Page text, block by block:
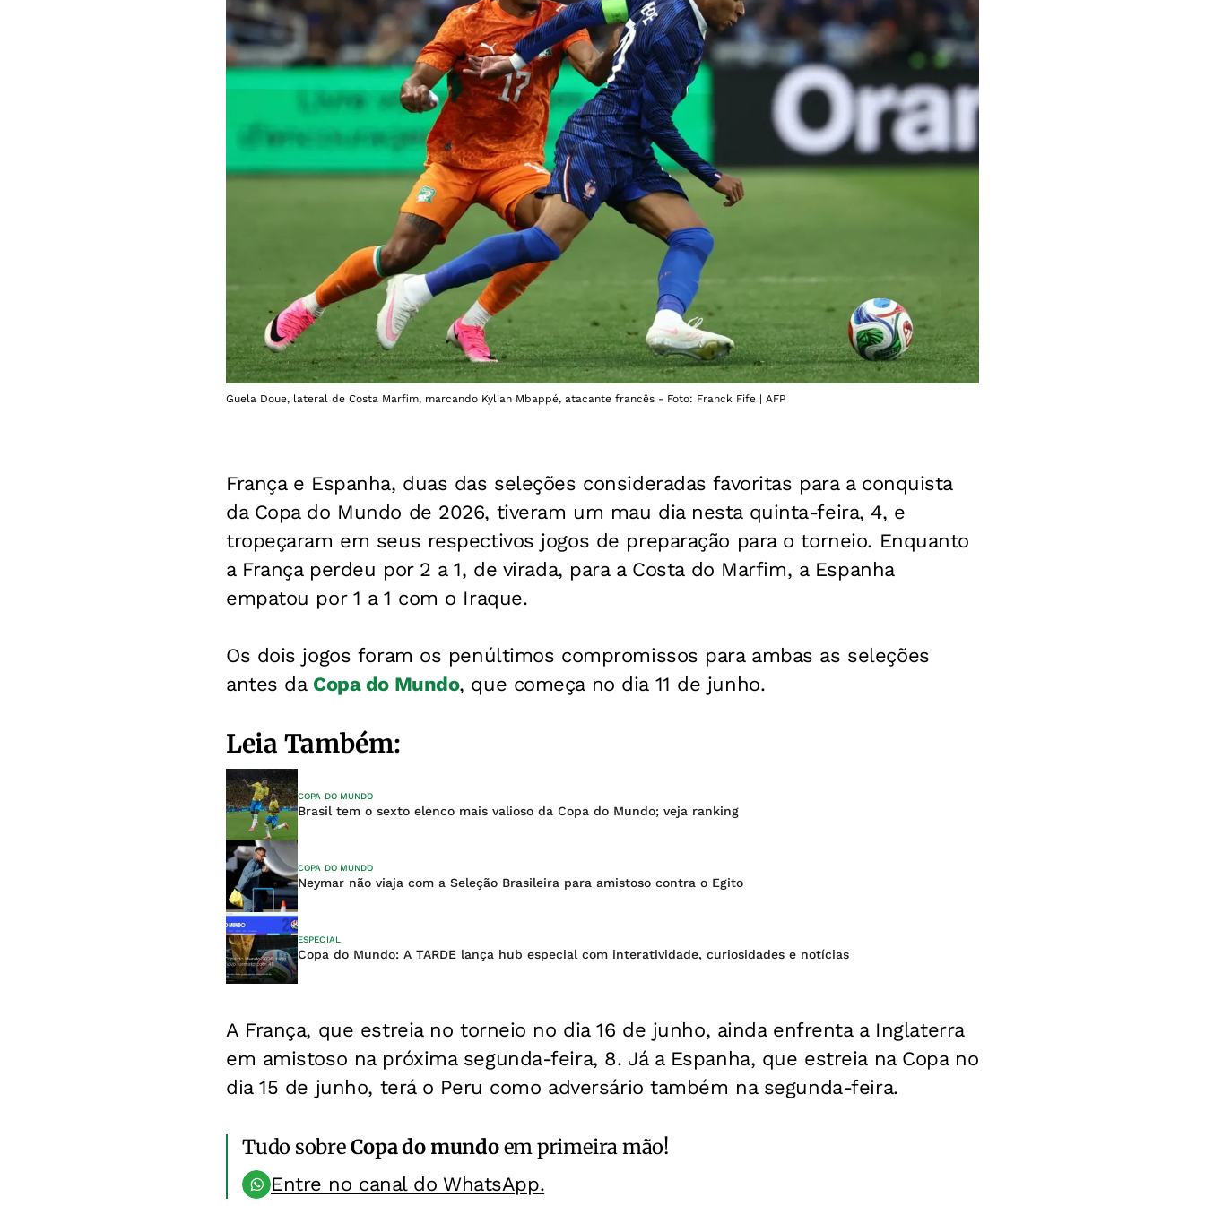
Guela Doue, lateral de Costa Marfim, marcando Kylian Mbappé, atacante francês - Foto: Franck Fife | AFP
França e Espanha, duas das seleções consideradas favoritas para a conquista
da Copa do Mundo de 2026, tiveram um mau dia nesta quinta-feira, 4, e
tropeçaram em seus respectivos jogos de preparação para o torneio. Enquanto
a França perdeu por 2 a 1, de virada, para a Costa do Marfim, a Espanha
empatou por 1 a 1 com o Iraque.
Os dois jogos foram os penúltimos compromissos para ambas as seleções
antes da Copa do Mundo, que começa no dia 11 de junho.
Leia Também:
COPA DO MUNDO
Brasil tem o sexto elenco mais valioso da Copa do Mundo; veja ranking
COPA DO MUNDO
Neymar não viaja com a Seleção Brasileira para amistoso contra o Egito
ESPECIAL
Copa do Mundo: A TARDE lança hub especial com interatividade, curiosidades e notícias
A França, que estreia no torneio no dia 16 de junho, ainda enfrenta a Inglaterra
em amistoso na próxima segunda-feira, 8. Já a Espanha, que estreia na Copa no
dia 15 de junho, terá o Peru como adversário também na segunda-feira.
Tudo sobreCopa do mundoem primeira mão!
Entre no canal do WhatsApp.